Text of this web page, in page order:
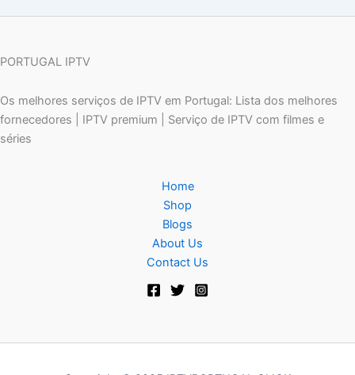
PORTUGAL IPTV
Os melhores serviços de IPTV em Portugal: Lista dos melhores
fornecedores | IPTV premium | Serviço de IPTV com filmes e
séries
Home
Shop
Blogs
About Us
Contact Us